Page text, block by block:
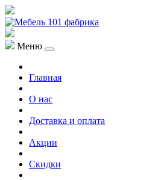
Меню
Главная
О нас
Доставка и оплата
Акции
Скидки